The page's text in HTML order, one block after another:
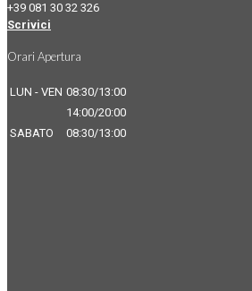
+39 081 30 32 326
Scrivici
Orari Apertura
LUN - VEN 08:30/13:00
14:00/20:00
SABATO
08:30/13:00